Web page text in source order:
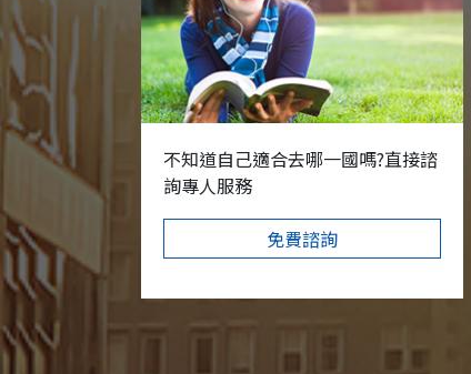
不知道自己適合去哪一國嗎?直接諮
詢專人服務
免費諮詢